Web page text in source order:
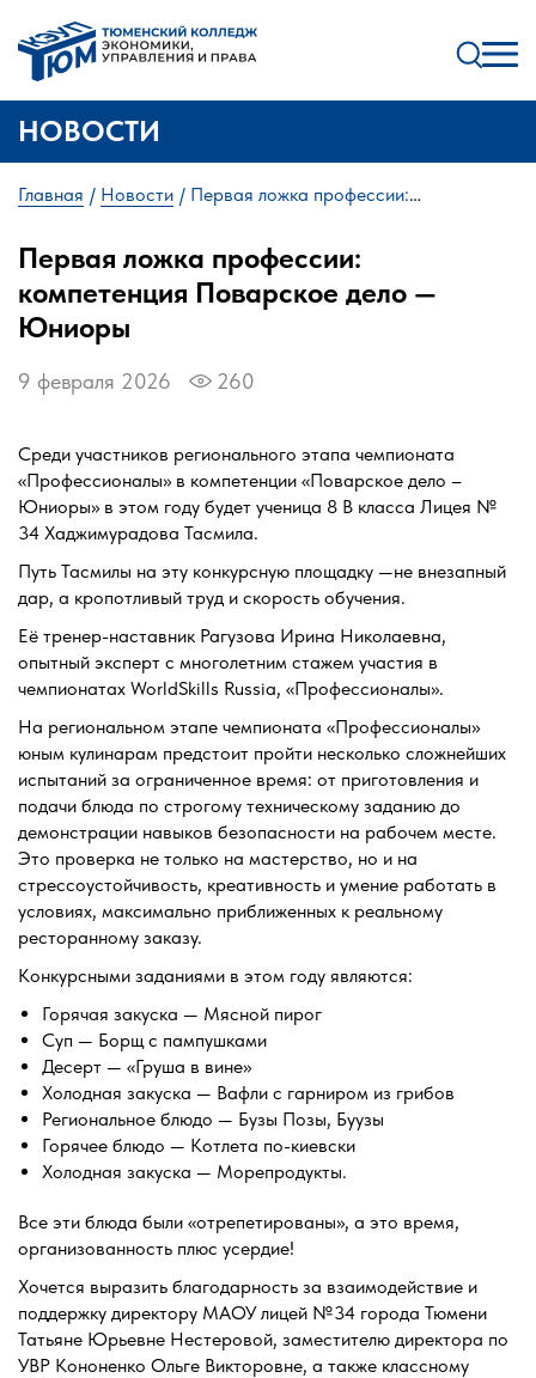
НОВОСТИ
Главная Новости
Первая ложка профессии:
Первая ложка профессии:
компетенция Поварское дело —
Юниоры
9 февраля 2026 260
Среди участников регионального этапа чемпионата
«Профессионалы» в компетенции «Поварское дело –
Юниоры» в этом году будет ученица 8 В класса Лицея №
34 Хаджимурадова Тасмила.
Путь Тасмилы на эту конкурсную площадку —не внезапный
дар, а кропотливый труд и скорость обучения.
Её тренер-наставник Рагузова Ирина Николаевна,
опытный эксперт с многолетним стажем участия в
чемпионатах WorldSkills Russia, «Профессионалы».
На региональном этапе чемпионата «Профессионалы»
юным кулинарам предстоит пройти несколько сложнейших
испытаний за ограниченное время: от приготовления и
подачи блюда по строгому техническому заданию до
демонстрации навыков безопасности на рабочем месте.
Это проверка не только на мастерство, но и на
стрессоустойчивость, креативность и умение работать в
условиях, максимально приближенных к реальному
ресторанному заказу.
Конкурсными заданиями в этом году являются:
Горячая закуска — Мясной пирог
Суп — Борщ с пампушками
Десерт — «Груша в вине»
Холодная закуска — Вафли с гарниром из грибов
Региональное блюдо — Бузы Позы, Буузы
Горячее блюдо — Котлета по-киевски
Холодная закуска — Морепродукты.
Все эти блюда были «отрепетированы», а это время,
организованность плюс усердие!
Хочется выразить благодарность за взаимодействие и
поддержку директору МАОУ лицей №34 города Тюмени
Татьяне Юрьевне Нестеровой, заместителю директора по
УВР Кононенко Ольге Викторовне, а также классному